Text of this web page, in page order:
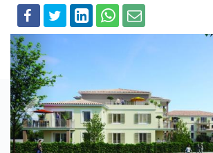
Partager